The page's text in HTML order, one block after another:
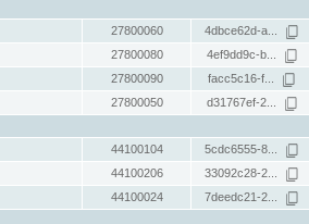
27800060 4dbce62d-a...
27800080 4ef9dd9c-b...
27800090 facc5c16-f...
27800050 d31767ef-2...
44100104 5cdc6555-8...
44100206 33092c28-2...
44100024 7deedc21-2...